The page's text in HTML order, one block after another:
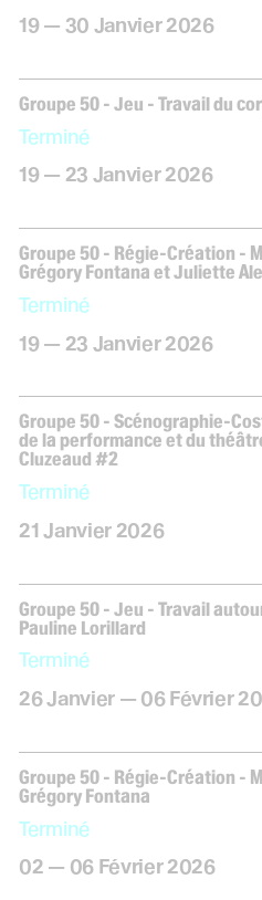
du
19 — au
30 janvier
Janvier 2026
Groupe 50 - Jeu - Travail du
Terminé
du
19 — au
23 janvier
Janvier 2026
Groupe 50 - Régie-Création -
Grégory Fontana et Juliette
Terminé
du
19 — au
23 janvier
Janvier 2026
Groupe 50 - Scénographie-
de la performance et du
Cluzeaud #2
Terminé
21 janvier
Janvier 2026
Groupe 50 - Jeu - Travail
Pauline Lorillard
Terminé
du
26janvier
Janvier — au
06 février
Février
Groupe 50 - Régie-Création -
Grégory Fontana
Terminé
du
02 — au
06 février
Février 2026